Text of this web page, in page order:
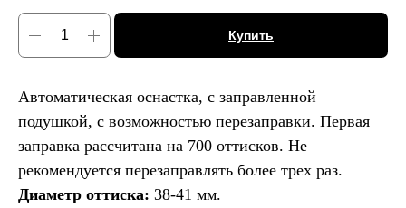
Купить
Автоматическая оснастка, с заправленной
подушкой, с возможностью перезаправки. Первая
заправка рассчитана на 700 оттисков. Не
рекомендуется перезаправлять более трех раз.
Диаметр оттиска: 38-41 мм.